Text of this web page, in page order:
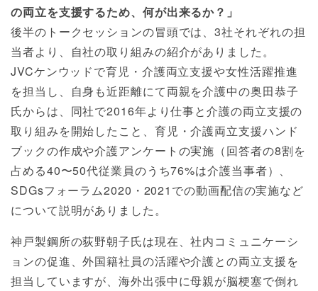
の両立を支援するため、何が出来るか？」
後半のトークセッションの冒頭では、3社それぞれの担
当者より、自社の取り組みの紹介がありました。
JVCケンウッドで育児・介護両立支援や女性活躍推進
を担当し、自身も近距離にて両親を介護中の奥田恭子
氏からは、同社で2016年より仕事と介護の両立支援の
取り組みを開始したこと、育児・介護両立支援ハンド
ブックの作成や介護アンケートの実施（回答者の8割を
占める40〜50代従業員のうち76%は介護当事者）、
SDGsフォーラム2020・2021での動画配信の実施など
について説明がありました。
神戸製鋼所の荻野朝子氏は現在、社内コミュニケーシ
ョンの促進、外国籍社員の活躍や介護との両立支援を
担当していますが、海外出張中に母親が脳梗塞で倒れ